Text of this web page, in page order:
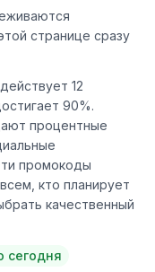
странице сразу
12
90%.
процентные
промокоды
кто планирует
качественный
сегодня